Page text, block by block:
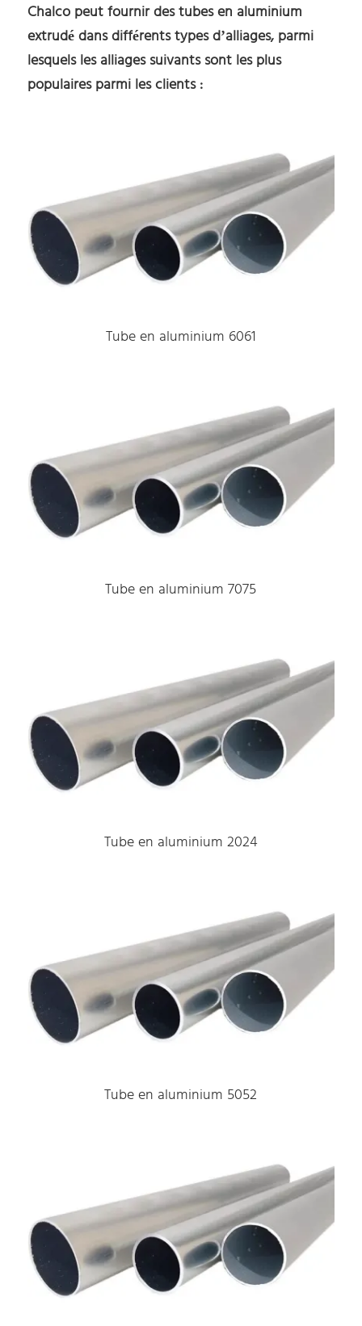
Chalco peut fournir des tubes en aluminium
extrudé dans différents types d’alliages, parmi
lesquels les alliages suivants sont les plus
populaires parmi les clients :
Tube en aluminium 6061
Tube en aluminium 7075
Tube en aluminium 2024
Tube en aluminium 5052